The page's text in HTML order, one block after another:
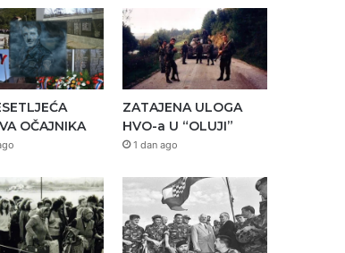
OČAJNIKA
ZATAJENA ULOGA
HVO-a U “OLUJI”
1 dan ago